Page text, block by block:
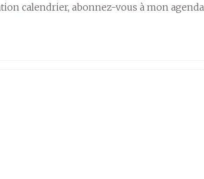
calendrier, abonnez-vous à mon agenda